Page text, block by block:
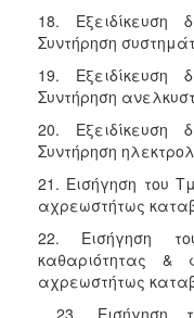
18. Εξειδίκευση
Συντήρηση
19. Εξειδίκευση
Συντήρηση
20. Εξειδίκευση
Συντήρηση
21. Εισήγηση του
αχρεωστήτως
22. Εισήγηση
καθαριότητας &
αχρεωστήτως
23. Εισήγηση